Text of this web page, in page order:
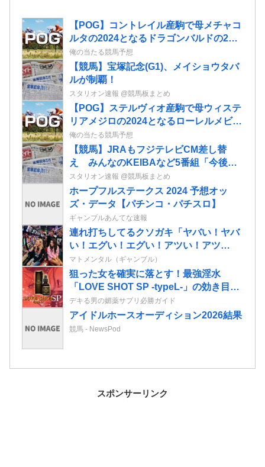
【POG】コントレイル産駒で母メチャコ
ルタの2024となるドラゴンバルドの2歳
情報
俺の当たる競馬予想
【競馬】宝塚記念(G1)、メイショウタバ
ルが制覇！
スタリオン速報 @競馬板まとめ
【POG】ステルヴィオ産駒で母ウィステ
リアメジロの2024となるローレルメビウ
スの2歳情報
俺の当たる競馬予想
【競馬】JRAもフジテレビCM差し替
え みんなのKEIBAなど5番組「今後の
推移を慎重に見極めたい」
スタリオン速報 @競馬板まとめ
ホープフルステークス 2024 予想オッ
ズ・データ【パチンコ・パチスロ】
ギャンブルあんてな速報
連れ打ちしてるクソガキ「ヤバい！ヤバ
い！エグい！エグい！アツい！アツ
い！」←語彙力無さすぎだろｗｗｗ
マトメンタル（ギャンブル）
狙った女を確実に落とす！最強淫水
「LOVE SHOT SP -typeL-」の効き目が
マジでヤバい！
デキる男の媚薬サプリ必勝ガイド
アイドルホースオーディション2026結果
競馬 - NewsPod
スポンサーリンク